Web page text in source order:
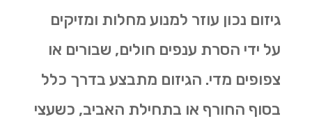
גיזום נכון עוזר למנוע מחלות ומזיקים
על ידי הסרת ענפים חולים, שבורים או
צפופים מדי. הגיזום מתבצע בדרך כלל
בסוף החורף או בתחילת האביב, כשעצי